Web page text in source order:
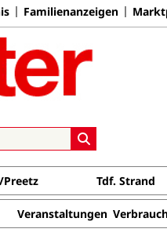
Familienanzeigen
Preetz Tdf. Strand
Veranstaltungen